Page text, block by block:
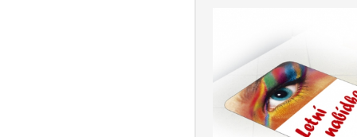
nechat proschnout pro
dobrou přilnavost. Při
nedodržení těchto
podmínek nebo
neodborné aplikaci může
dojít k odlepení
samolepící fólie z
povrchu stěny.